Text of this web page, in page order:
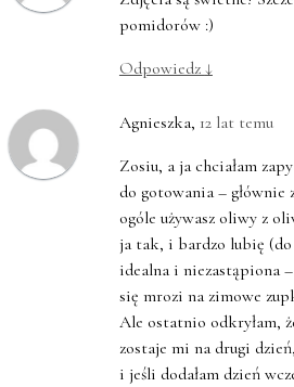
pomidorów :)
Odpowiedz ↓
Agnieszka, 12 lat temu
Zosiu, a ja chciałam
do gotowania – głównie
ogóle używasz oliwy z
ja tak, i bardzo lubię
idealna i niezastąpiona
się mrozi na zimowe
Ale ostatnio odkryłam,
zostaje mi na drugi
i jeśli dodałam dzień